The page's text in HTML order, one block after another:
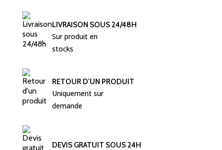
LIVRAISON SOUS 24/48H
Sur produit en
stocks
RETOUR D'UN PRODUIT
Uniquement sur
demande
DEVIS GRATUIT SOUS 24H